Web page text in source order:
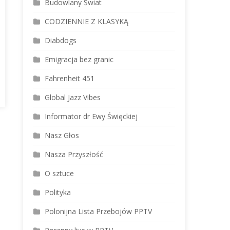
Budowlany Świat
CODZIENNIE Z KLASYKĄ
Diabdogs
Emigracja bez granic
Fahrenheit 451
Global Jazz Vibes
Informator dr Ewy Święckiej
Nasz Głos
Nasza Przyszłość
O sztuce
Polityka
Polonijna Lista Przebojów PPTV